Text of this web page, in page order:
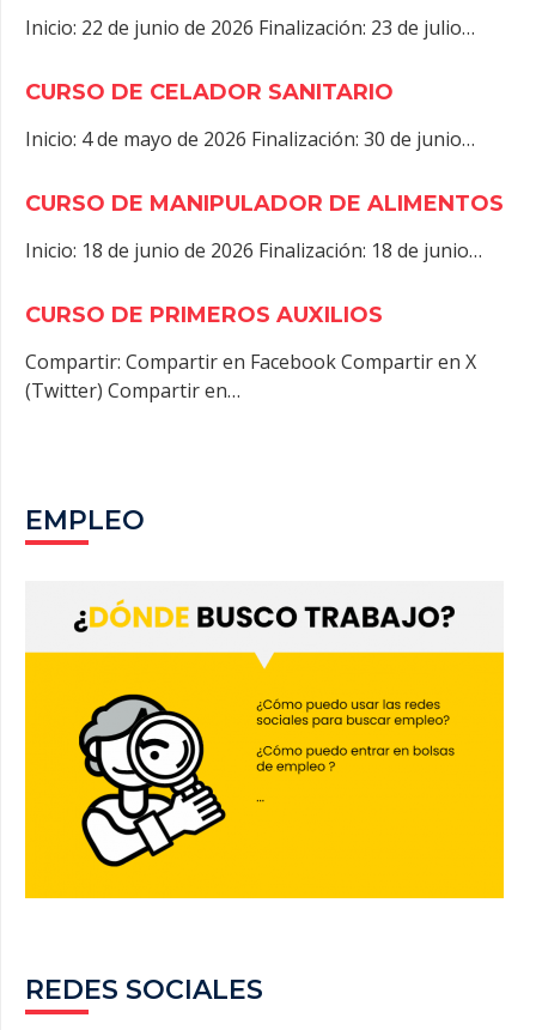
Inicio: 22 de junio de 2026 Finalización: 23 de julio…
CURSO DE CELADOR SANITARIO
Inicio: 4 de mayo de 2026 Finalización: 30 de junio…
CURSO DE MANIPULADOR DE ALIMENTOS
Inicio: 18 de junio de 2026 Finalización: 18 de junio…
CURSO DE PRIMEROS AUXILIOS
Compartir: Compartir en Facebook Compartir en X
(Twitter) Compartir en…
EMPLEO
REDES SOCIALES